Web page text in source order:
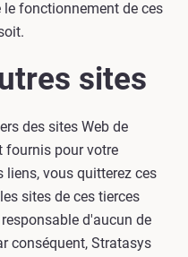
fonctionnement de ces
sites
des sites Web de
fournis pour votre
vous quitterez ces
sites de ces tierces
d'aucun de
conséquent, Stratasys